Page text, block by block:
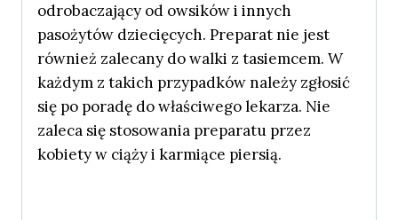
odrobaczający od owsików i innych
pasożytów dziecięcych. Preparat nie jest
również zalecany do walki z tasiemcem. W
każdym z takich przypadków należy zgłosić
się po poradę do właściwego lekarza. Nie
zaleca się stosowania preparatu przez
kobiety w ciąży i karmiące piersią.